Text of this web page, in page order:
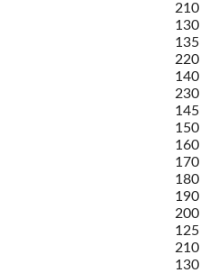
210
130
135
220
140
230
145
150
160
170
180
190
200
125
210
130